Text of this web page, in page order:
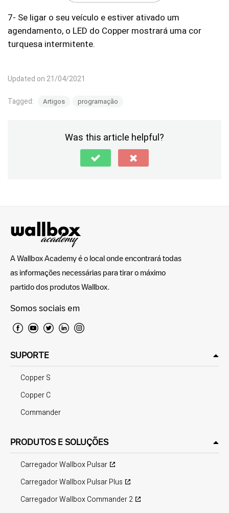
7- Se ligar o seu veículo e estiver ativado um
agendamento, o LED do Copper mostrará uma cor
turquesa intermitente.
Updated on 21/04/2021
Tagged: Artigos programação
Was this article helpful?
A Wallbox Academy é o local onde encontrará todas
as informações necessárias para tirar o máximo
partido dos produtos Wallbox.
Somos sociais em
SUPORTE
Copper S
Copper C
Commander
PRODUTOS E SOLUÇÕES
Carregador Wallbox Pulsar
Carregador Wallbox Pulsar Plus
Carregador Wallbox Commander 2